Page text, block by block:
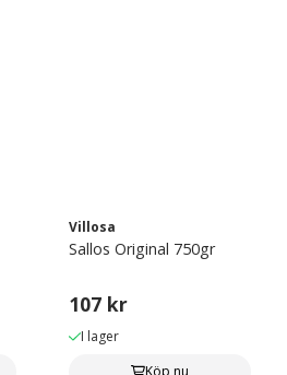
Villosa
Sallos Original 750gr
107 kr
I lager
Köp nu